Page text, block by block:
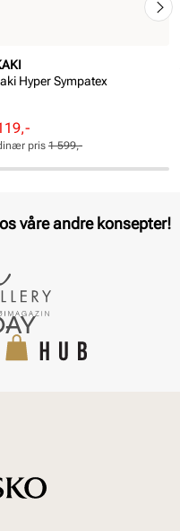
Hyper Sympatex
pris 1 599,-
våre andre konsepter!